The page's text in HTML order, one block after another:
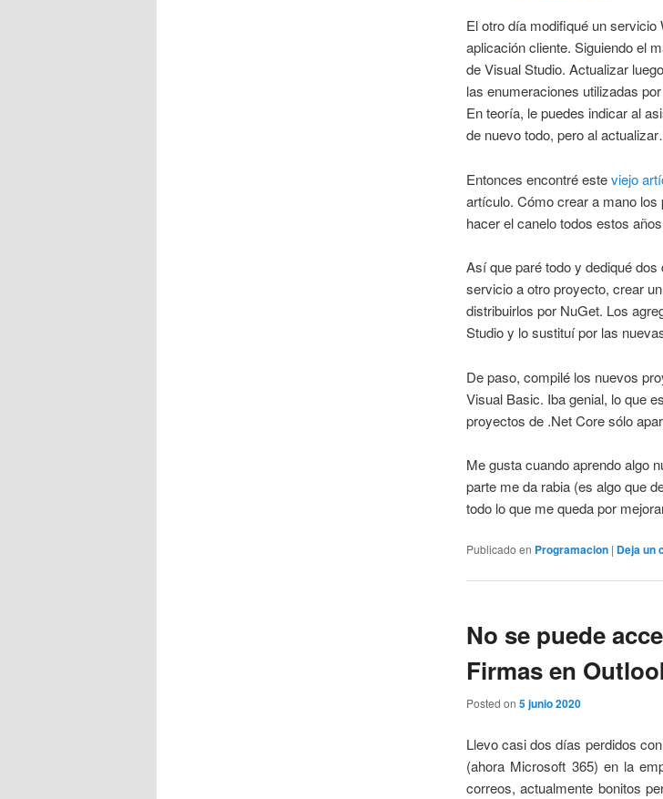
El otro día modifiqué un
aplicación cliente. Siguiendo el
de Visual Studio. Actualizar
las enumeraciones utilizadas
En teoría, le puedes indicar al
de nuevo todo, pero al
Entonces encontré esteviejo
artículo. Cómo crear a mano
hacer el canelo todos estos
Así que paré todo y dediqué
servicio a otro proyecto, crear
distribuirlos por NuGet. Los
Studio y lo sustituí por las
De paso, compilé los nuevos
Visual Basic. Iba genial, lo que
proyectos de .Net Core sólo
Me gusta cuando aprendo algo
parte me da rabia (es algo que
todo lo que me queda por
Publicado en Programacion | Deja un
No se puede
Firmas en
Posted on 5 junio 2020
Llevo casi dos días perdidos
(ahora Microsoft 365) en la
correos, actualmente bonitos